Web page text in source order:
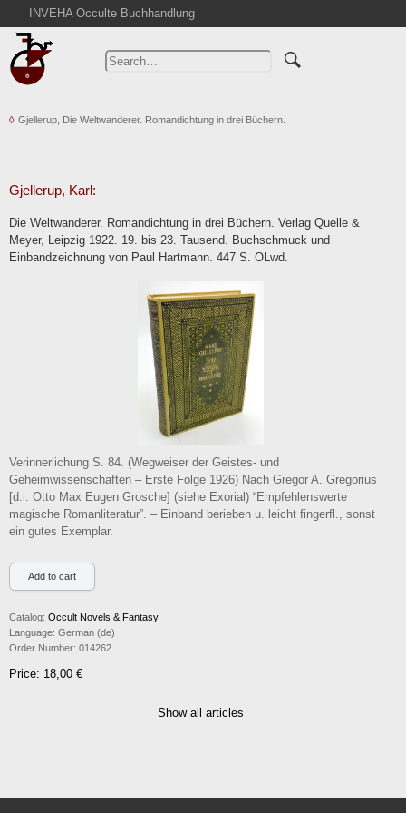
INVEHA Occulte Buchhandlung
Home
Advanced Search
Cart
Contact
Terms
Gjellerup, Die Weltwanderer. Romandichtung in drei Büchern.
Gjellerup, Karl:
Die Weltwanderer. Romandichtung in drei Büchern. Verlag Quelle &
Meyer, Leipzig 1922. 19. bis 23. Tausend. Buchschmuck und
Einbandzeichnung von Paul Hartmann. 447 S. OLwd.
Verinnerlichung S. 84. (Wegweiser der Geistes- und
Geheimwissenschaften – Erste Folge 1926) Nach Gregor A. Gregorius
[d.i. Otto Max Eugen Grosche] (siehe Exorial) “Empfehlenswerte
magische Romanliteratur”. – Einband berieben u. leicht fingerfl., sonst
ein gutes Exemplar.
Catalog: Occult Novels & Fantasy
Language: German (de)
Order Number: 014262
Price: 18,00 €
Show all articles